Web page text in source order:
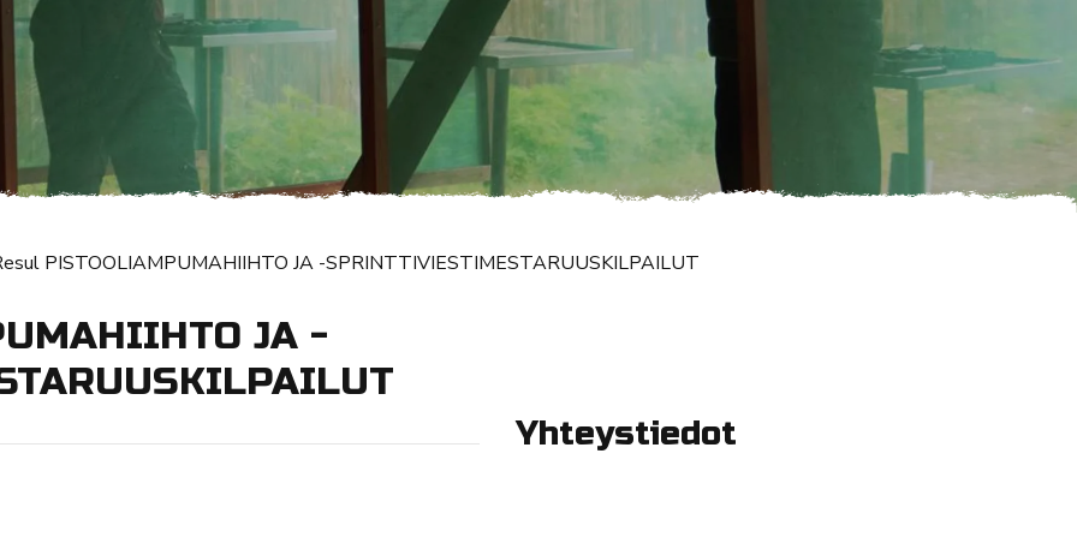
PISTOOLIAMPUMAHIIHTO JA -SPRINTTIVIESTIMESTARUUSKILPAILUT
JA -
Yhteystiedot